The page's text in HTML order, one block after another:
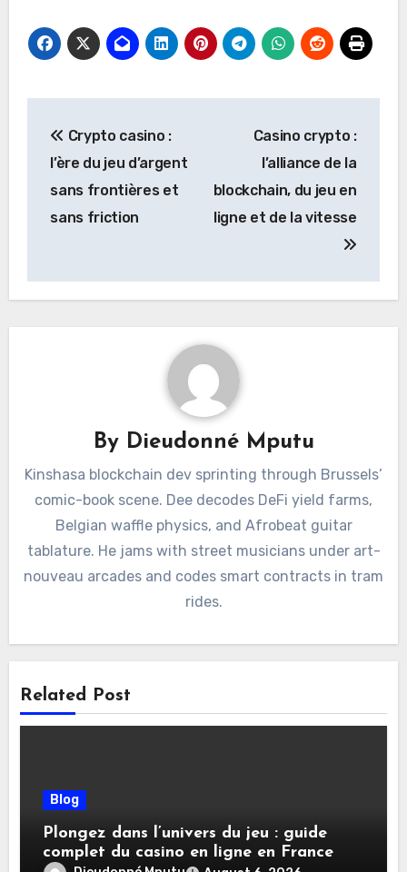
navigation
Crypto casino :
l’ère du jeu d’argent
sans frontières et
sans friction
Casino crypto :
l’alliance de la
blockchain, du jeu en
ligne et de la vitesse
By Dieudonné Mputu
Kinshasa blockchain dev sprinting through Brussels’
comic-book scene. Dee decodes DeFi yield farms,
Belgian waffle physics, and Afrobeat guitar
tablature. He jams with street musicians under art-
nouveau arcades and codes smart contracts in tram
rides.
Related Post
Blog
Plongez dans l’univers du jeu : guide
complet du casino en ligne en France